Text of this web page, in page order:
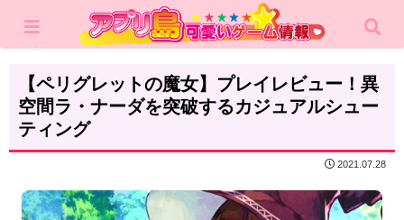
レビュー カジュアルゲーム
【ペリグレットの魔女】プレイレビュー！異
空間ラ・ナーダを突破するカジュアルシュー
ティング
2021.07.28